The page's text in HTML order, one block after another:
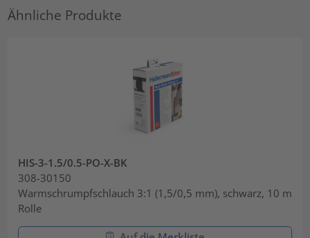
Ähnliche Produkte
HIS-3-1.5/0.5-PO-X-BK
308-30150
Warmschrumpfschlauch 3:1 (1,5/0,5 mm), schwarz, 10 m
Rolle